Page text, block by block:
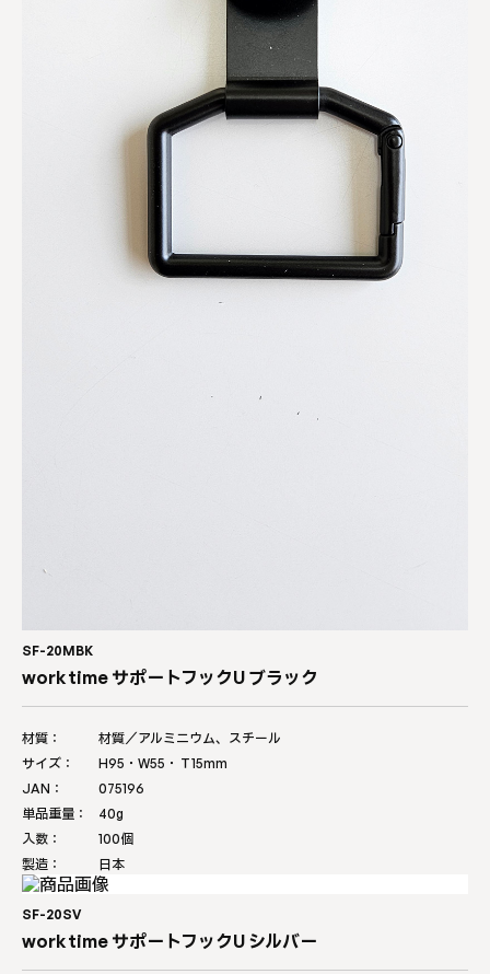
SF-20MBK
work time サポートフックU ブラック
材質：
材質／アルミニウム、スチール
サイズ：
H95・W55・Ｔ15mm
JAN：
075196
単品重量：
40g
入数：
100個
製造：
日本
SF-20SV
work time サポートフックU シルバー